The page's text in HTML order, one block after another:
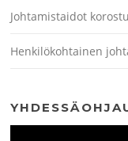
Johtamistaidot
Henkilökohtainen